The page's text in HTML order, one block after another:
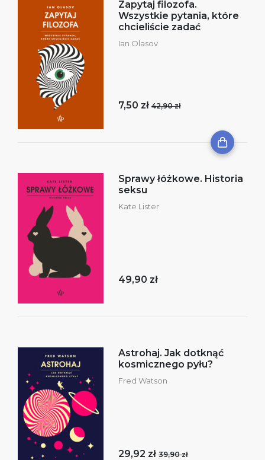
Zapytaj filozofa.
Wszystkie pytania, które
chcieliście zadać
Ian Olasov
7,50 zł 42,90 zł
Sprawy łóżkowe. Historia
seksu
Kate Lister
49,90 zł
Astrohaj. Jak dotknąć
kosmicznego pyłu?
Fred Watson
29,92 zł 39,90 zł